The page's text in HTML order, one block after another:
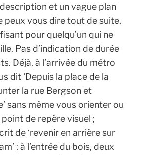
et un vague plan
peux vous dire tout de suite,
pour quelqu’un qui ne
Pas d’indication de durée
Déjà, à l’arrivée du métro
dit ‘Depuis la place de la
la rue Bergson et
sans même vous orienter ou
de repère visuel ;
de ‘revenir en arrière sur
; à l’entrée du bois, deux